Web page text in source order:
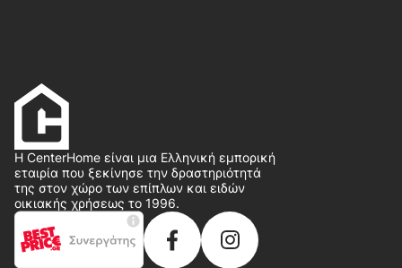
Η CenterHome είναι μια Ελληνική εμπορική
εταιρία που ξεκίνησε την δραστηριότητά
της στον χώρο των επίπλων και ειδών
οικιακής χρήσεως το 1996.